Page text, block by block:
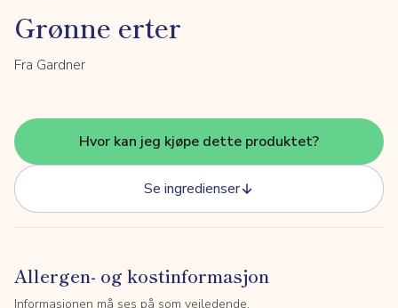
Grønne erter
Fra Gardner
Hvor kan jeg kjøpe dette produktet?
Se ingredienser
Allergen- og kostinformasjon
Informasjonen må ses på som veiledende.